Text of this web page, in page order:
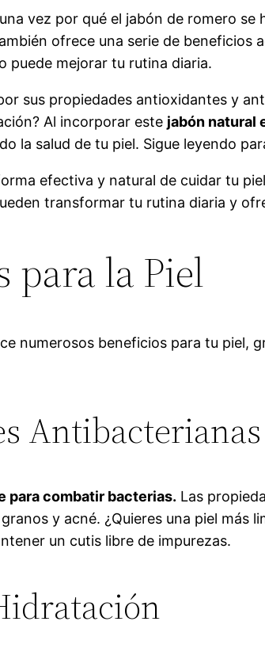
vez por qué el jabón de romero
ofrece una serie de beneficios
puede mejorar tu rutina diaria.
sus propiedades antioxidantes y
Al incorporar este jabón natural
la salud de tu piel. Sigue leyendo
efectiva y natural de cuidar tu
transformar tu rutina diaria y
para la Piel
numerosos beneficios para tu piel,
Antibacterianas
para combatir bacterias. Las
y acné. ¿Quieres una piel más
un cutis libre de impurezas.